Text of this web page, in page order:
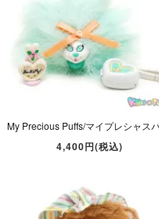
4,400円(税込)